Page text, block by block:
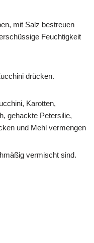
mit Salz bestreuen
Feuchtigkeit
drücken.
Karotten,
gehackte Petersilie,
und Mehl vermengen
vermischt sind.